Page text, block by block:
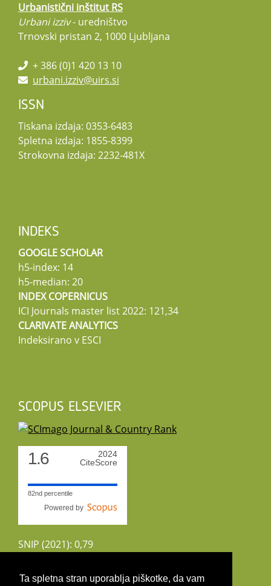
Ta spletna stran uporablja piškotke, da vam
Urbanistični inštitut RS
Urbani izziv- uredništvo
Trnovski pristan 2, 1000 Ljubljana
+ 386 (0)1 420 13 10
urbani.izziv@uirs.si
ISSN
Tiskana izdaja: 0353-6483
Spletna izdaja: 1855-8399
Strokovna izdaja: 2232-481X
INDEKS
GOOGLE SCHOLAR
h5-index: 14
h5-median: 20
INDEX COPERNICUS
ICI Journals master list 2022: 121,34
CLARIVATE ANALYTICS
Indeksirano v ESCI
SCOPUS ELSEVIER
1.6
2024
CiteScore
82nd percentile
Powered by
SNIP (2021): 0,79